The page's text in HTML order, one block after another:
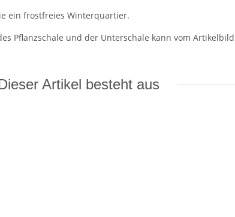
ein frostfreies Winterquartier.
Pflanzschale und der Unterschale kann vom
Artikel besteht aus